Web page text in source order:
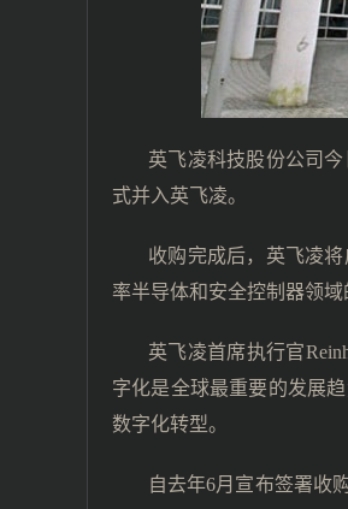
英飞凌科技股份公司
式并入英飞凌。
收购完成后，英飞凌
率半导体和安全控制器领
英飞凌首席执行官
字化是全球最重要的发展
数字化转型。
自去年6月宣布签署收